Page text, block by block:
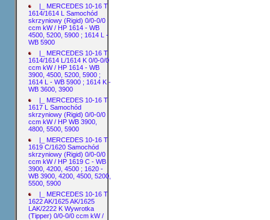
|_ MERCEDES 10-16 T
1614/1614 L Samochód
skrzyniowy (Rigid) 0/0-0/0
ccm kW / HP 1614 - WB
4500, 5200, 5900 ; 1614 L -
WB 5900
|_ MERCEDES 10-16 T
1614/1614 L/1614 K 0/0-0/0
ccm kW / HP 1614 - WB
3900, 4500, 5200, 5900 ;
1614 L - WB 5900 ; 1614 K -
WB 3600, 3900
|_ MERCEDES 10-16 T
1617 L Samochód
skrzyniowy (Rigid) 0/0-0/0
ccm kW / HP WB 3900,
4800, 5500, 5900
|_ MERCEDES 10-16 T
1619 C/1620 Samochód
skrzyniowy (Rigid) 0/0-0/0
ccm kW / HP 1619 C - WB
3900, 4200, 4500 ; 1620 -
WB 3900, 4200, 4500, 5200,
5500, 5900
|_ MERCEDES 10-16 T
1622 AK/1625 AK/1625
LAK/2222 K Wywrotka
(Tipper) 0/0-0/0 ccm kW /